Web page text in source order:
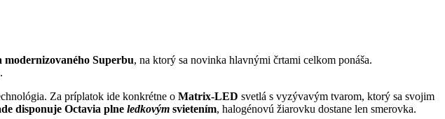
Superbu, na ktorý sa novinka hlavnými črtami celkom ponáša.
Za príplatok ide konkrétne o Matrix-LED svetlá s vyzývavým tvarom, ktorý sa svojim
disponuje Octavia plne ledkovým svietením, halogénovú žiarovku dostane len smerovka.